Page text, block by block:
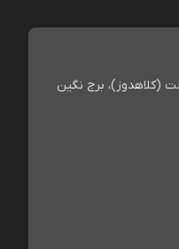
(کلاهدوز)، برج نگین